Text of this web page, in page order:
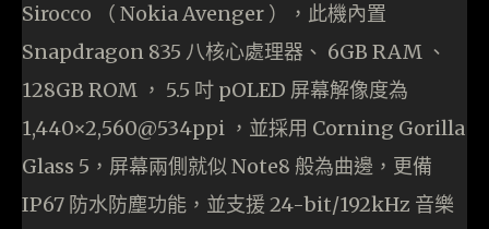
Sirocco （ Nokia Avenger ），此機內置
Snapdragon 835 八核心處理器、 6GB RAM 、
128GB ROM ， 5.5 吋 pOLED 屏幕解像度為
1,440×2,560@534ppi ，並採用 Corning Gorilla
Glass 5，屏幕兩側就似 Note8 般為曲邊，更備
IP67 防水防塵功能，並支援 24-bit/192kHz 音樂